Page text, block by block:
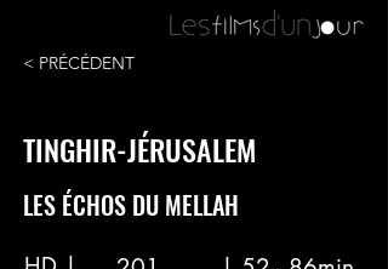
< PRÉCÉDENT
TINGHIR-JÉRUSALEM
LES ÉCHOS DU MELLAH